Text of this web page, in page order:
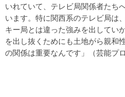
いれていて、テレビ局関係者たち
います。特に関西系のテレビ局は
キー局とは違った強みを出してい
を出し抜くためにも土地がら親和
の関係は重要なんです」（芸能プ